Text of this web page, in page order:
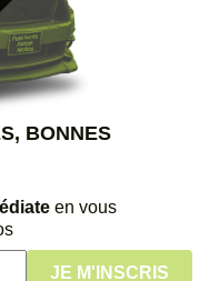
BONNES
en vous